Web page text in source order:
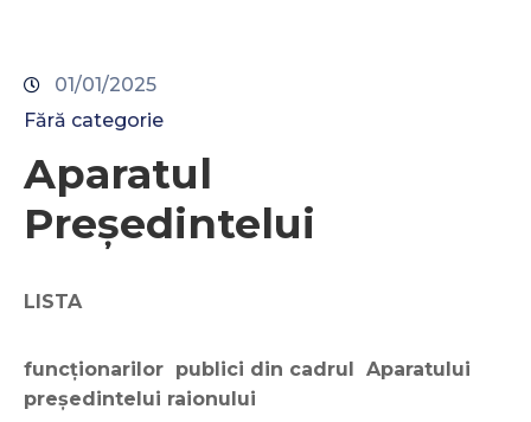
01/01/2025
Fără categorie
Aparatul
Președintelui
LISTA
funcționarilor publici din cadrul Aparatului
președintelui raionului